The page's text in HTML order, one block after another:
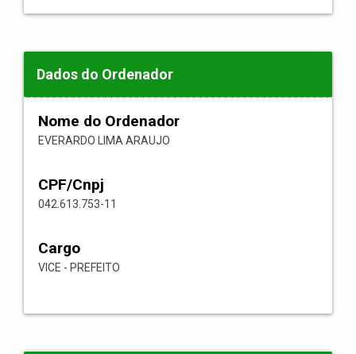
Dados do Ordenador
Nome do Ordenador
EVERARDO LIMA ARAUJO
CPF/Cnpj
042.613.753-11
Cargo
VICE - PREFEITO